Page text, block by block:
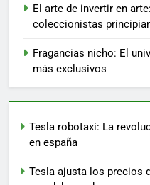
El arte de invertir en
coleccionistas
Fragancias nicho: El
más exclusivos
Tesla robotaxi: La
en españa
Tesla ajusta los precios